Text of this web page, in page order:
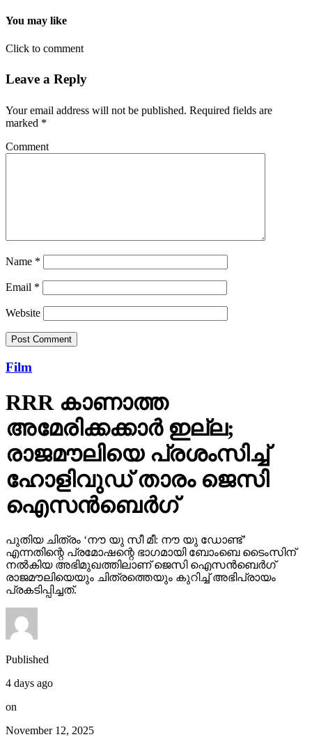
You may like
Click to comment
Leave a Reply
Your email address will not be published. Required fields are
marked *
Comment
Name *
Email *
Website
Film
RRR കാണാത്ത
അമേരിക്കക്കാര്‍ ഇല്ല;
രാജമൗലിയെ പ്രശംസിച്ച്
ഹോളിവുഡ് താരം ജെസി
ഐസന്‍ബെര്‍ഗ്
പുതിയ ചിത്രം ‘നൗ യു സീ മീ: നൗ യു ഡോണ്ട്’
എന്നതിന്റെ പ്രമോഷന്റെ ഭാഗമായി ബോംബെ ടൈംസിന്
നല്‍കിയ അഭിമുഖത്തിലാണ് ജെസി ഐസന്‍ബെര്‍ഗ്
രാജമൗലിയെയും ചിത്രത്തെയും കുറിച്ച് അഭിപ്രായം
പ്രകടിപ്പിച്ചത്.
Published
4 days ago
on
November 12, 2025